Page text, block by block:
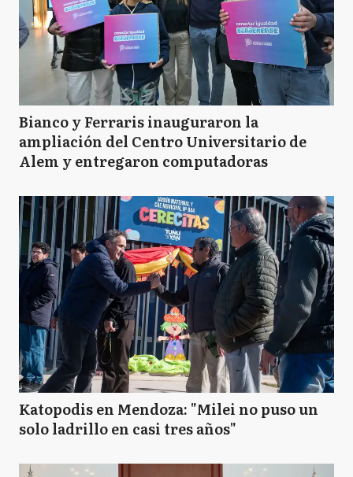
Bianco y Ferraris inauguraron la
ampliación del Centro Universitario de
Alem y entregaron computadoras
Katopodis en Mendoza: "Milei no puso un
solo ladrillo en casi tres años"